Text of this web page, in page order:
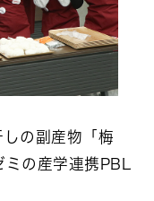
の副産物「梅
の産学連携PBL